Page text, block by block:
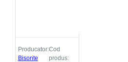
Producator:
Bisonte
Cod
produs: